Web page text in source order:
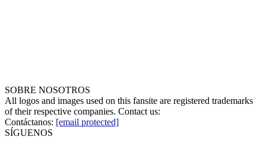
SOBRE NOSOTROS
All logos and images used on this fansite are registered trademarks
of their respective companies. Contact us:
Contáctanos: [email protected]
SÍGUENOS